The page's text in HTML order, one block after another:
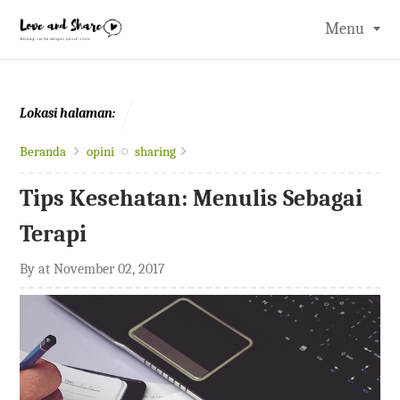
Menu
Lokasi halaman:
Beranda opini sharing
Tips Kesehatan: Menulis Sebagai
Terapi
ByatNovember 02, 2017